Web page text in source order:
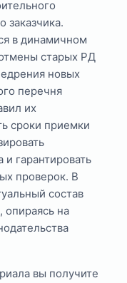
заказчика.
в динамичном
старых РД
новых
перечня
их
сроки приемки
гарантировать
проверок. В
состав
опираясь на
вы получите